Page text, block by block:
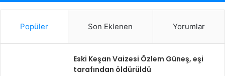
Popüler Son Eklenen Yorumlar
Eski Keşan Vaizesi Özlem Güneş, eşi
tarafından öldürüldü